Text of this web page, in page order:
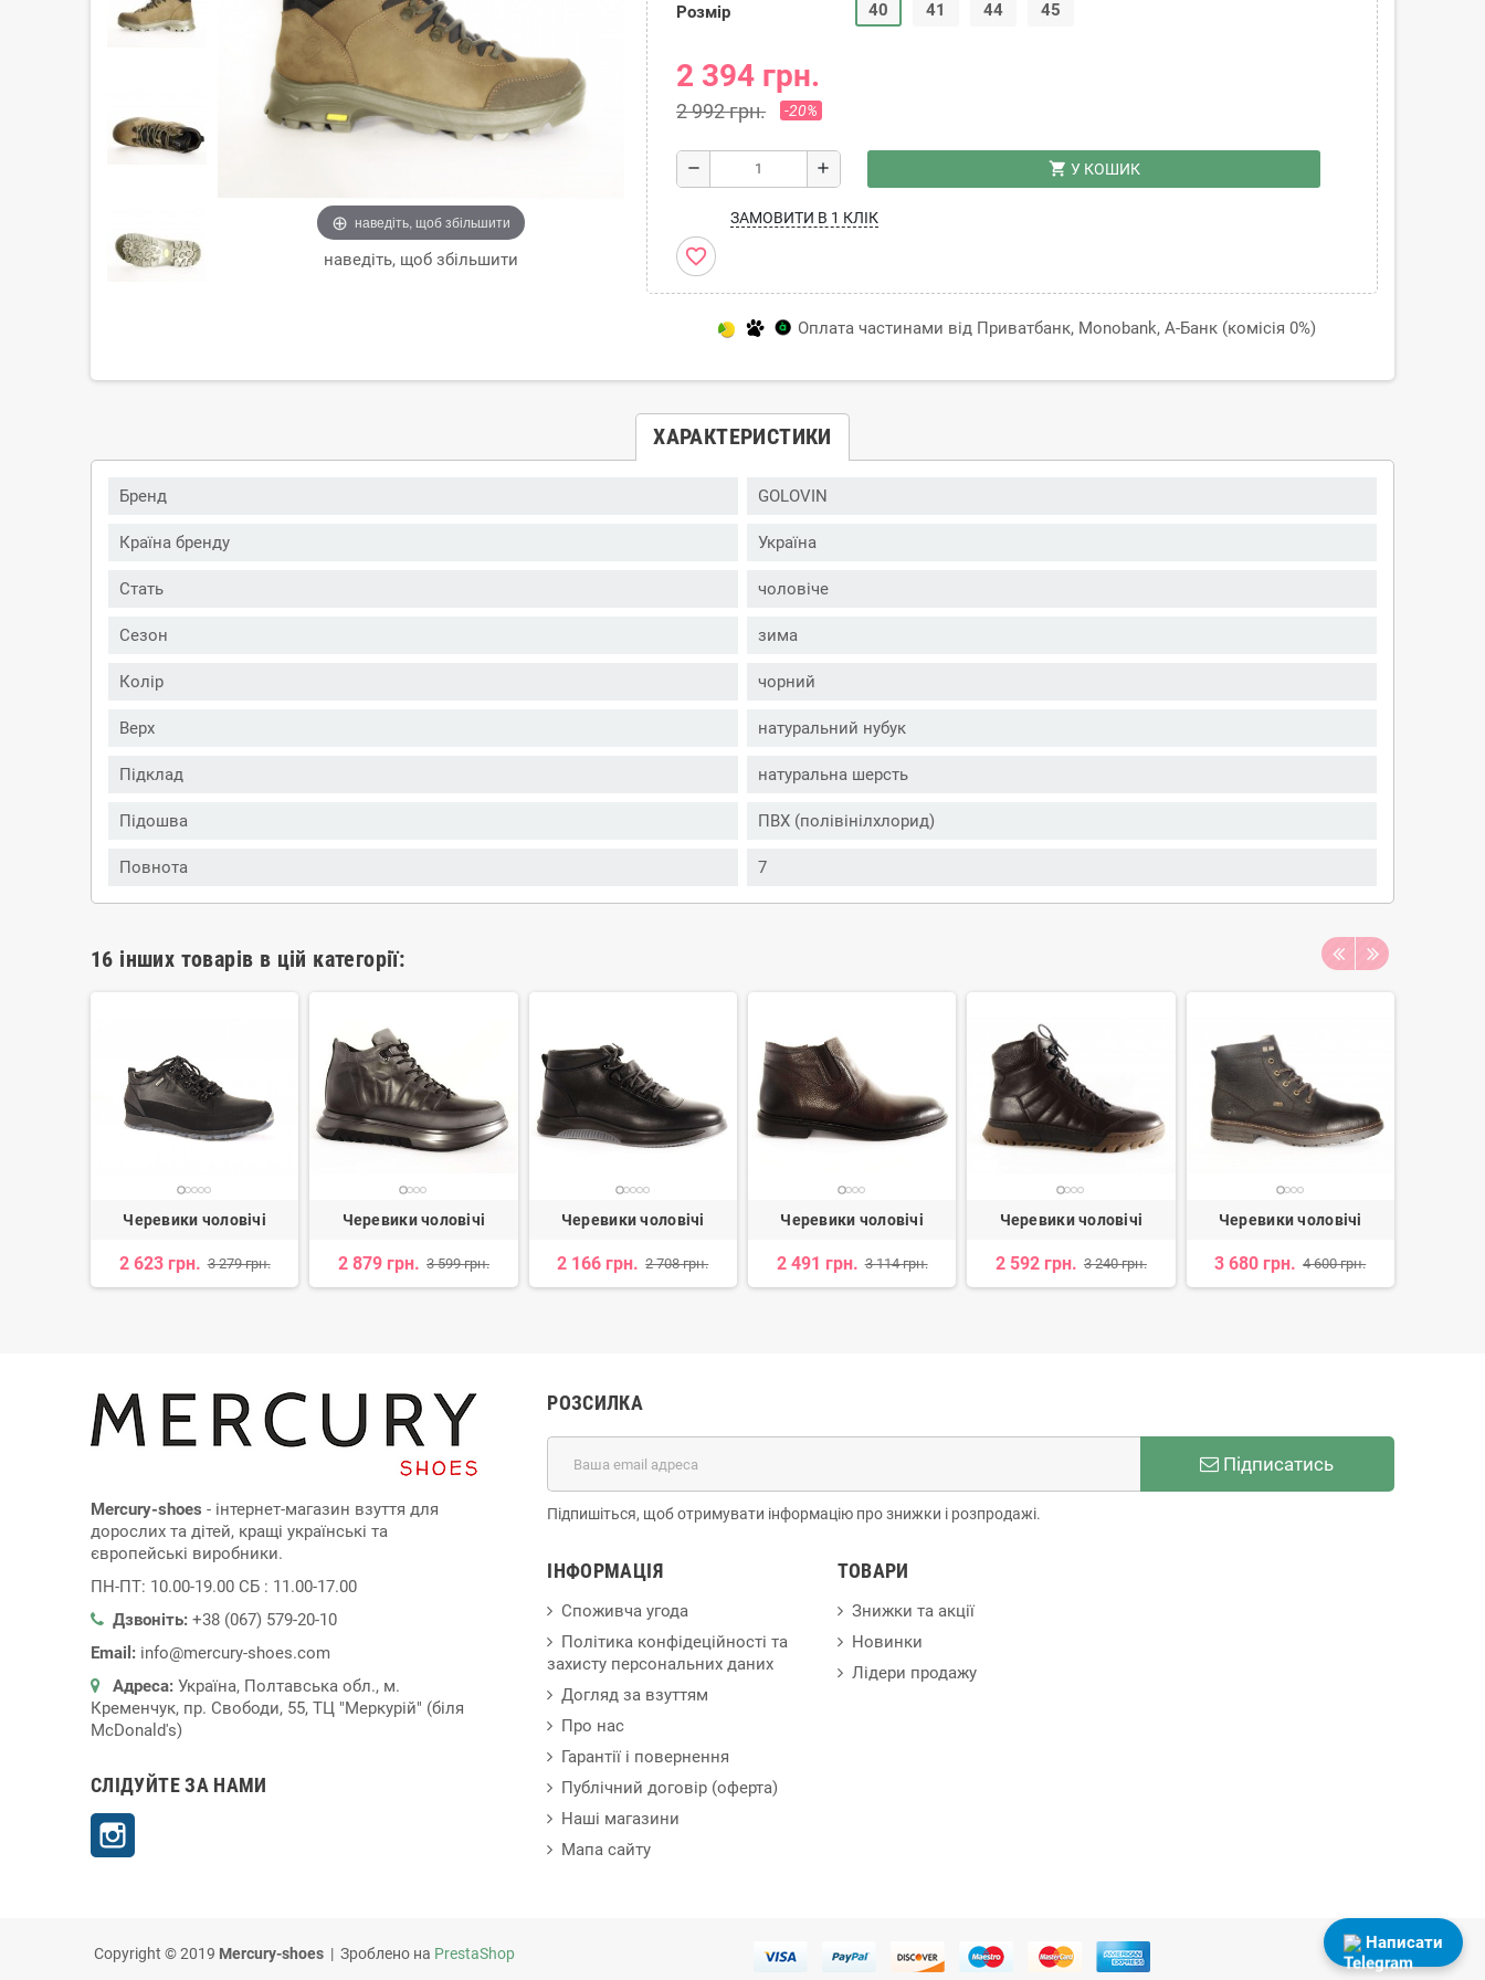
наведіть, щоб збільшити
наведіть, щоб збільшити
Розмір 40 41 44 45
2 394 грн.
2 992 грн. -20%
remove add shopping_cart У КОШИК
ЗАМОВИТИ В 1 КЛІК
favorite_border
Оплата частинами від Приватбанк, Monobank, А-Банк (комісія 0%)
ХАРАКТЕРИСТИКИ
Бренд GOLOVIN
Країна бренду Україна
Стать чоловіче
Сезон зима
Колір чорний
Верх натуральний нубук
Підклад натуральна шерсть
Підошва ПВХ (полівінілхлорид)
Повнота 7
16 інших товарів в цій категорії:
Черевики чоловічі
2 623 грн. 3 279 грн.
Черевики чоловічі
2 879 грн. 3 599 грн.
Черевики чоловічі
2 166 грн. 2 708 грн.
Черевики чоловічі
2 491 грн. 3 114 грн.
Черевики чоловічі
2 592 грн. 3 240 грн.
Черевики чоловічі
3 680 грн. 4 600 грн.
Mercury-shoes - інтернет-магазин взуття для
дорослих та дітей, кращі українські та
європейські виробники.
ПН-ПТ: 10.00-19.00 СБ : 11.00-17.00
Дзвоніть: +38 (067) 579-20-10
Email: info@mercury-shoes.com
Адреса: Україна, Полтавська обл., м.
Кременчук, пр. Свободи, 55, ТЦ "Меркурій" (біля
McDonald's)
СЛІДУЙТЕ ЗА НАМИ
РОЗСИЛКА
Підписатись
Підпишіться, щоб отримувати інформацію про знижки і розпродажі.
ІНФОРМАЦІЯ
Споживча угода
Політика конфідеційності та
захисту персональних даних
Догляд за взуттям
Про нас
Гарантії і повернення
Публічний договір (оферта)
Наші магазини
Мапа сайту
ТОВАРИ
Знижки та акції
Новинки
Лідери продажу
Copyright © 2019 Mercury-shoes | Зроблено на PrestaShop
Написати